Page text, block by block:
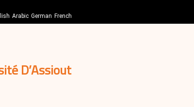
Arabic German French
D’Assiout